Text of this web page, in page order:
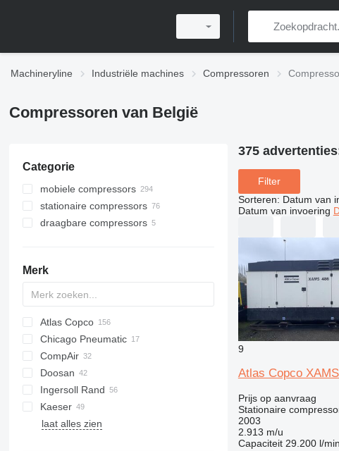
Machineryline Industriële machines Compressoren
Compressoren van België
Categorie
mobiele compressors
stationaire compressors
draagbare compressors
Merk
Atlas Copco
DrillAir
E-Air
GA
XAHS
XAS
XATS
PA
Chicago Pneumatic
CPS
CompAir
C-series
SC
Doosan
G-series
Ingersoll Rand
G-series
P-series
Kaeser
M-series
65K
laat alles zien
375
Filter
Sorteren: Datum van
Datum van invoering
9
Atlas Copco
Prijs op aanvraag
Stationaire
2003
2.913 m/u
Capaciteit 29.200 l/min